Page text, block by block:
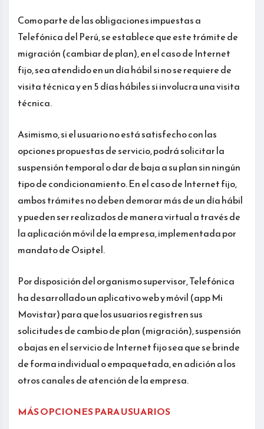
Como parte de las obligaciones impuestas a
Telefónica del Perú, se establece que este trámite de
migración (cambiar de plan), en el caso de Internet
fijo, sea atendido en un día hábil si no se requiere de
visita técnica y en 5 días hábiles si involucra una visita
técnica.
Asimismo, si el usuario no está satisfecho con las
opciones propuestas de servicio, podrá solicitar la
suspensión temporal o dar de baja a su plan sin ningún
tipo de condicionamiento. En el caso de Internet fijo,
ambos trámites no deben demorar más de un día hábil
y pueden ser realizados de manera virtual a través de
la aplicación móvil de la empresa, implementada por
mandato de Osiptel.
Por disposición del organismo supervisor, Telefónica
ha desarrollado un aplicativo web y móvil (app Mi
Movistar) para que los usuarios registren sus
solicitudes de cambio de plan (migración), suspensión
o bajas en el servicio de Internet fijo sea que se brinde
de forma individual o empaquetada, en adición a los
otros canales de atención de la empresa.
MÁS OPCIONES PARA USUARIOS